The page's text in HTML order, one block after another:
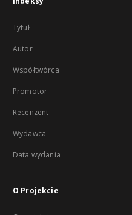
Tytuł
Autor
Współtwórca
Promotor
Recenzent
Wydawca
Data wydania
O Projekcie